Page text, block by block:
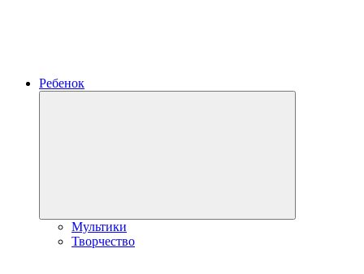
Ребенок
Мультики
Творчество